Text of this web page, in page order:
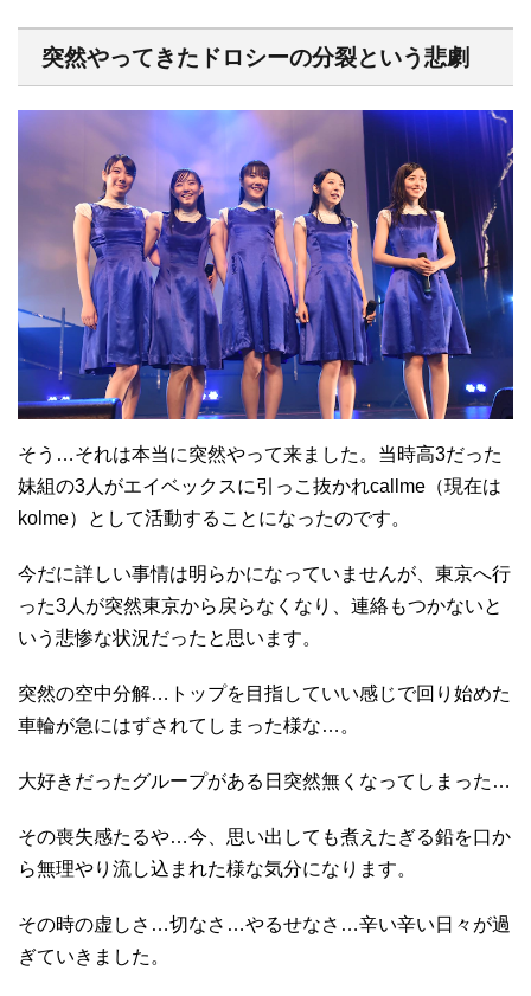
突然やってきたドロシーの分裂という悲劇
そう…それは本当に突然やって来ました。当時高3だった
妹組の3人がエイベックスに引っこ抜かれcallme（現在は
kolme）として活動することになったのです。
今だに詳しい事情は明らかになっていませんが、東京へ行
った3人が突然東京から戻らなくなり、連絡もつかないと
いう悲惨な状況だったと思います。
突然の空中分解…トップを目指していい感じで回り始めた
車輪が急にはずされてしまった様な…。
大好きだったグループがある日突然無くなってしまった…
その喪失感たるや…今、思い出しても煮えたぎる鉛を口か
ら無理やり流し込まれた様な気分になります。
その時の虚しさ…切なさ…やるせなさ…辛い辛い日々が過
ぎていきました。